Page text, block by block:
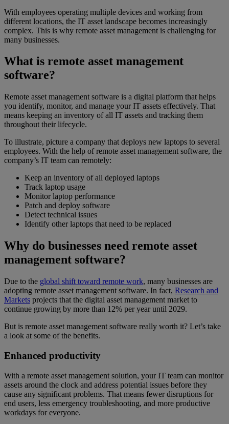
With employees operating multiple devices and working from
different locations, the IT asset landscape becomes increasingly
complex. This is why remote asset management is challenging for
many businesses.
What is remote asset management
software?
Remote asset management software is a digital platform that helps
you identify, monitor, and manage your IT assets effectively. That
means keeping an inventory of all IT assets and tracking them
throughout their lifecycle.
To illustrate, picture a company that deploys new laptops to several
employees. With the help of remote asset management software, the
company’s IT team can remotely:
Keep an inventory of all deployed laptops
Track laptop usage
Monitor laptop performance
Patch and deploy software
Detect technical issues
Identify other laptops that need to be replaced
Why do businesses need remote asset
management software?
Due to the global shift toward remote work, many businesses are
adopting remote asset management software. In fact, Research and
Markets projects that the digital asset management market to
continue growing by more than 12% per year until 2029.
But is remote asset management software really worth it? Let’s take
a look at some of the benefits.
Enhanced productivity
With a remote asset management solution, your IT team can monitor
assets around the clock and address potential issues before they
cause any significant problems. That means fewer disruptions for
end users, less emergency troubleshooting, and more productive
workdays for everyone.